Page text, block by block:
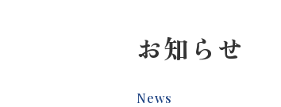
お知らせ
News